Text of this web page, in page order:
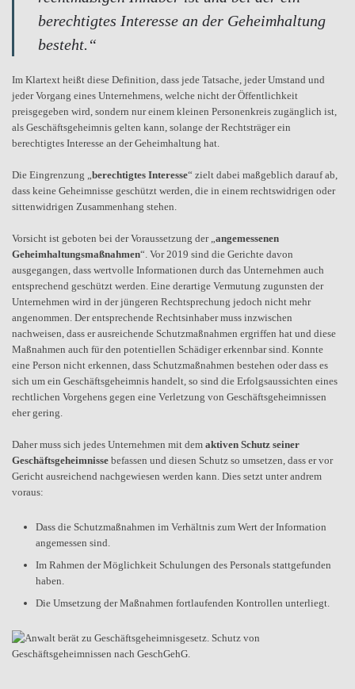
berechtigtes Interesse an der Geheimhaltung
besteht.“
Im Klartext heißt diese Definition, dass jede Tatsache, jeder Umstand und
jeder Vorgang eines Unternehmens, welche nicht der Öffentlichkeit
preisgegeben wird, sondern nur einem kleinen Personenkreis zugänglich ist,
als Geschäftsgeheimnis gelten kann, solange der Rechtsträger ein
berechtigtes Interesse an der Geheimhaltung hat.
Die Eingrenzung „berechtigtes Interesse“ zielt dabei maßgeblich darauf ab,
dass keine Geheimnisse geschützt werden, die in einem rechtswidrigen oder
sittenwidrigen Zusammenhang stehen.
Vorsicht ist geboten bei der Voraussetzung der „angemessenen
Geheimhaltungsmaßnahmen“. Vor 2019 sind die Gerichte davon
ausgegangen, dass wertvolle Informationen durch das Unternehmen auch
entsprechend geschützt werden. Eine derartige Vermutung zugunsten der
Unternehmen wird in der jüngeren Rechtsprechung jedoch nicht mehr
angenommen. Der entsprechende Rechtsinhaber muss inzwischen
nachweisen, dass er ausreichende Schutzmaßnahmen ergriffen hat und diese
Maßnahmen auch für den potentiellen Schädiger erkennbar sind. Konnte
eine Person nicht erkennen, dass Schutzmaßnahmen bestehen oder dass es
sich um ein Geschäftsgeheimnis handelt, so sind die Erfolgsaussichten eines
rechtlichen Vorgehens gegen eine Verletzung von Geschäftsgeheimnissen
eher gering.
Daher muss sich jedes Unternehmen mit dem aktiven Schutz seiner
Geschäftsgeheimnisse befassen und diesen Schutz so umsetzen, dass er vor
Gericht ausreichend nachgewiesen werden kann. Dies setzt unter andrem
voraus:
Dass die Schutzmaßnahmen im Verhältnis zum Wert der Information
angemessen sind.
Im Rahmen der Möglichkeit Schulungen des Personals stattgefunden
haben.
Die Umsetzung der Maßnahmen fortlaufenden Kontrollen unterliegt.